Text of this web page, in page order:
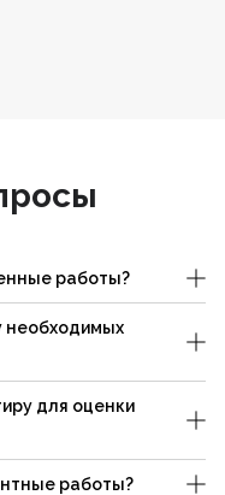
работы?
необходимых
для оценки
работы?